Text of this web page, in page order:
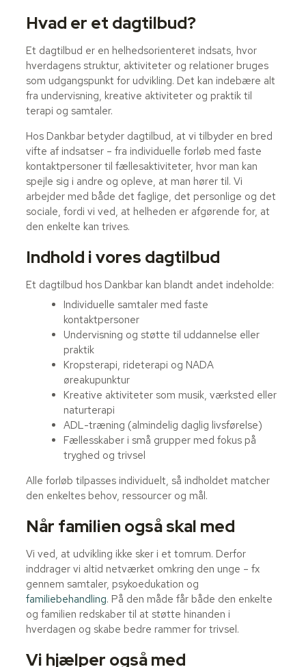
Hvad er et dagtilbud?
Et dagtilbud er en helhedsorienteret indsats, hvor
hverdagens struktur, aktiviteter og relationer bruges
som udgangspunkt for udvikling. Det kan indebære alt
fra undervisning, kreative aktiviteter og praktik til
terapi og samtaler.
Hos Dankbar betyder dagtilbud, at vi tilbyder en bred
vifte af indsatser – fra individuelle forløb med faste
kontaktpersoner til fællesaktiviteter, hvor man kan
spejle sig i andre og opleve, at man hører til. Vi
arbejder med både det faglige, det personlige og det
sociale, fordi vi ved, at helheden er afgørende for, at
den enkelte kan trives.
Indhold i vores dagtilbud
Et dagtilbud hos Dankbar kan blandt andet indeholde:
Individuelle samtaler med faste
kontaktpersoner
Undervisning og støtte til uddannelse eller
praktik
Kropsterapi, rideterapi og NADA
øreakupunktur
Kreative aktiviteter som musik, værksted eller
naturterapi
ADL-træning (almindelig daglig livsførelse)
Fællesskaber i små grupper med fokus på
tryghed og trivsel
Alle forløb tilpasses individuelt, så indholdet matcher
den enkeltes behov, ressourcer og mål.
Når familien også skal med
Vi ved, at udvikling ikke sker i et tomrum. Derfor
inddrager vi altid netværket omkring den unge – fx
gennem samtaler, psykoedukation og
familiebehandling. På den måde får både den enkelte
og familien redskaber til at støtte hinanden i
hverdagen og skabe bedre rammer for trivsel.
Vi hjælper også med